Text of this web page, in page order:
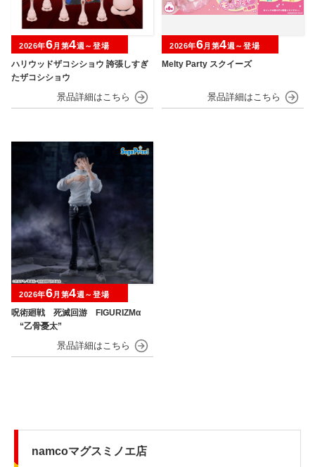
ハリウッドザコシショウ 誇張しすぎ
たザコシショウ
2026年6月第4週～登場
Melty Party スクイーズ
2026年6月第4週～登場
呪術廻戦 死滅回游 FIGURIZMα
“乙骨憂太”
2026年6月第4週～登場
namcoマグスミノエ店